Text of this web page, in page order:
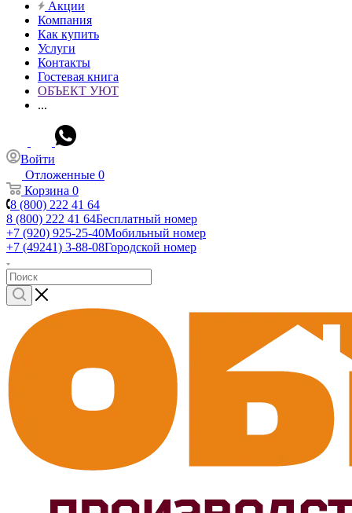
Акции
Компания
Как купить
Услуги
Контакты
Гостевая книга
ОБЪЕКТ УЮТ
...
Войти
Отложенные 0
Корзина 0
8 (800) 222 41 64
8 (800) 222 41 64Бесплатный номер
+7 (920) 925-25-40Мобильный номер
+7 (49241) 3-88-08Городской номер